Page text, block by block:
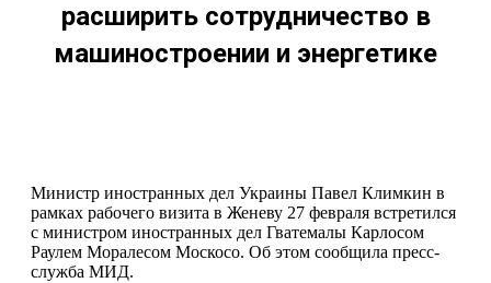
расширить сотрудничество в
машиностроении и энергетике
Министр иностранных дел Украины Павел Климкин в
рамках рабочего визита в Женеву 27 февраля встретился
с министром иностранных дел Гватемалы Карлосом
Раулем Моралесом Москосо. Об этом сообщила пресс-
служба МИД.